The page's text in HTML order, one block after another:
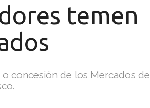
temen
concesión de los Mercados de